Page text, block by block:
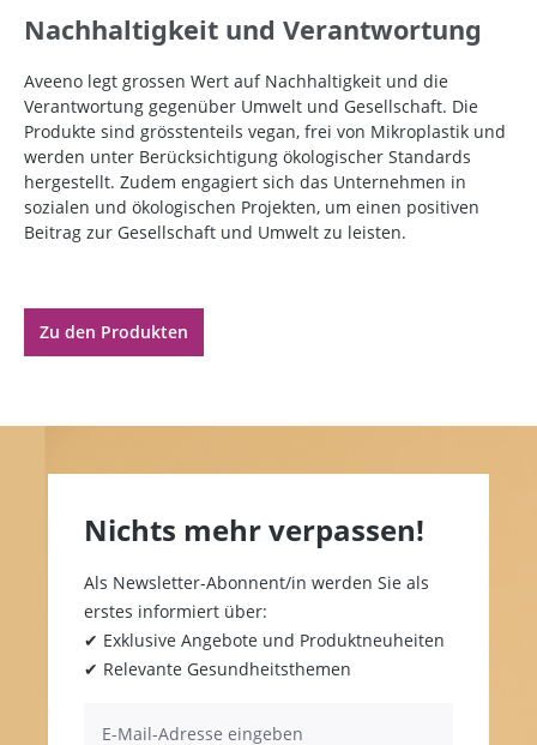
Nachhaltigkeit und Verantwortung
Aveeno legt grossen Wert auf Nachhaltigkeit und die
Verantwortung gegenüber Umwelt und Gesellschaft. Die
Produkte sind grösstenteils vegan, frei von Mikroplastik und
werden unter Berücksichtigung ökologischer Standards
hergestellt. Zudem engagiert sich das Unternehmen in
sozialen und ökologischen Projekten, um einen positiven
Beitrag zur Gesellschaft und Umwelt zu leisten.
Zu den Produkten
Nichts mehr verpassen!
Als Newsletter-Abonnent/in werden Sie als
erstes informiert über:
✔ Exklusive Angebote und Produktneuheiten
✔ Relevante Gesundheitsthemen